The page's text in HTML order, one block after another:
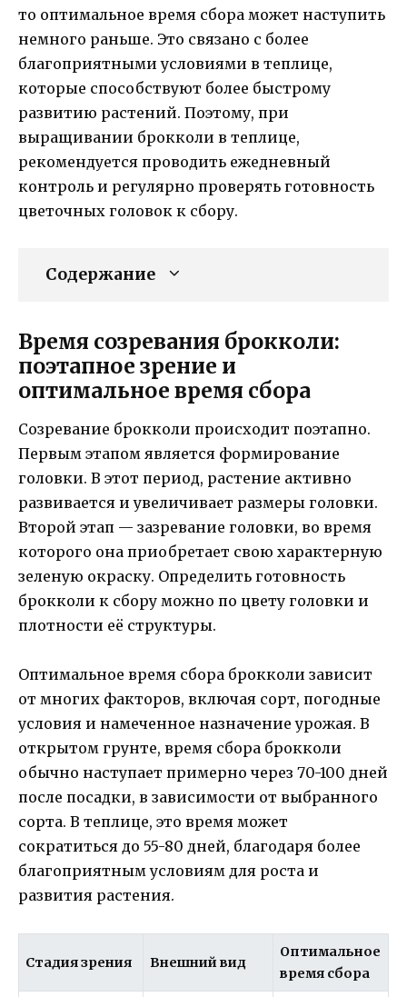
то оптимальное время сбора может наступить
немного раньше. Это связано с более
благоприятными условиями в теплице,
которые способствуют более быстрому
развитию растений. Поэтому, при
выращивании брокколи в теплице,
рекомендуется проводить ежедневный
контроль и регулярно проверять готовность
цветочных головок к сбору.
Содержание
Время созревания брокколи:
поэтапное зрение и
оптимальное время сбора
Созревание брокколи происходит поэтапно.
Первым этапом является формирование
головки. В этот период, растение активно
развивается и увеличивает размеры головки.
Второй этап — зазревание головки, во время
которого она приобретает свою характерную
зеленую окраску. Определить готовность
брокколи к сбору можно по цвету головки и
плотности её структуры.
Оптимальное время сбора брокколи зависит
от многих факторов, включая сорт, погодные
условия и намеченное назначение урожая. В
открытом грунте, время сбора брокколи
обычно наступает примерно через 70-100 дней
после посадки, в зависимости от выбранного
сорта. В теплице, это время может
сократиться до 55-80 дней, благодаря более
благоприятным условиям для роста и
развития растения.
Стадия зрения Внешний вид
Оптимальное
время сбора